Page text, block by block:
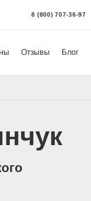
8 (800) 707-36-97
Отзывы Блог